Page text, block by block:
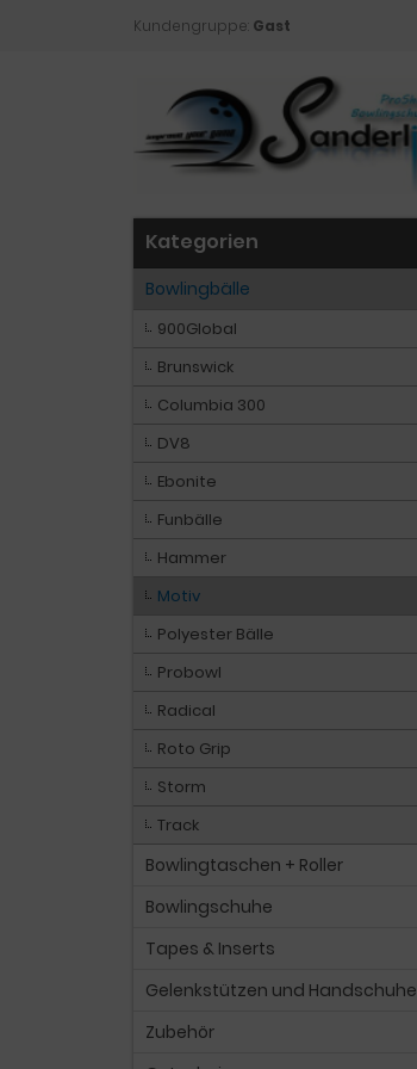
Kundengruppe: Gast
Kategorien
Bowlingbälle
900Global
Brunswick
Columbia 300
DV8
Ebonite
Funbälle
Hammer
Motiv
Polyester Bälle
Probowl
Radical
Roto Grip
Storm
Track
Bowlingtaschen + Roller
Bowlingschuhe
Tapes & Inserts
Gelenkstützen und Handschuhe
Zubehör